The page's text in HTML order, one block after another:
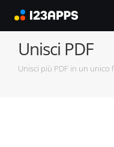
Unisci PDF
Unisci più PDF in un unico